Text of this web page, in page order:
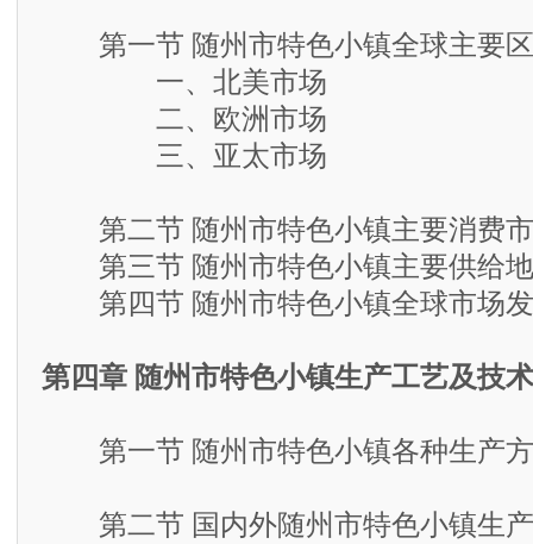
第一节 随州市特色小镇全球主要区
一、北美市场
二、欧洲市场
三、亚太市场
第二节 随州市特色小镇主要消费
第三节 随州市特色小镇主要供给
第四节 随州市特色小镇全球市场发
第四章 随州市特色小镇生产工艺及技
第一节 随州市特色小镇各种生产方
第二节 国内外随州市特色小镇生产